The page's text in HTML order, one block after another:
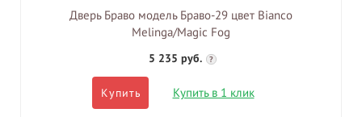
Дверь Браво модель Браво-29 цвет Bianco
Melinga/Magic Fog
5 235 руб. ?
Купить Купить в 1 клик